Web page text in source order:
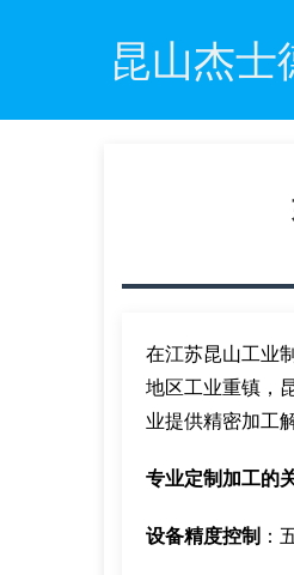
昆山杰士
在江苏昆山工业
地区工业重镇，
业提供精密加工
专业定制加工的
设备精度控制 ：